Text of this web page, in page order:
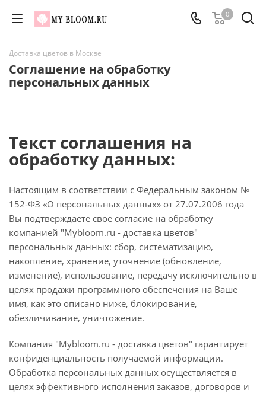
0
Доставка цветов в Москве
Соглашение на обработку
персональных данных
Текст соглашения на
обработку данных:
Настоящим в соответствии с Федеральным законом №
152-ФЗ «О персональных данных» от 27.07.2006 года
Вы подтверждаете свое согласие на обработку
компанией "Mybloom.ru - доставка цветов"
персональных данных: сбор, систематизацию,
накопление, хранение, уточнение (обновление,
изменение), использование, передачу исключительно в
целях продажи программного обеспечения на Ваше
имя, как это описано ниже, блокирование,
обезличивание, уничтожение.
Компания "Mybloom.ru - доставка цветов" гарантирует
конфиденциальность получаемой информации.
Обработка персональных данных осуществляется в
целях эффективного исполнения заказов, договоров и